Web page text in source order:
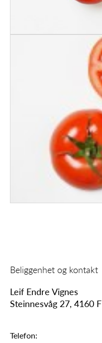
Beliggenhet og kontakt
Leif Endre Vignes
Steinnesvåg 27, 4160
Telefon: